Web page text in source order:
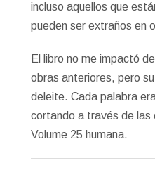
incluso aquellos que
pueden ser extraños en
El libro no me impactó
obras anteriores, pero
deleite. Cada palabra
cortando a través de las
Volume 25 humana.